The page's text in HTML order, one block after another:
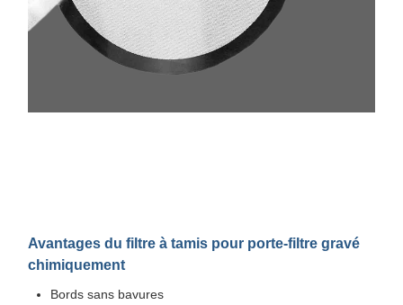
Avantages du filtre à tamis pour porte-filtre gravé
chimiquement
Bords sans bavures